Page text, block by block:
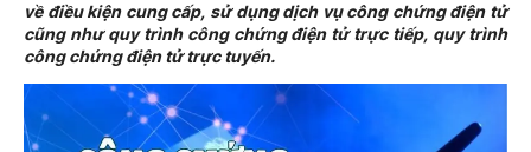
về điều kiện cung cấp, sử dụng dịch vụ công chứng điện tử
cũng như quy trình công chứng điện tử trực tiếp, quy trình
công chứng điện tử trực tuyến.